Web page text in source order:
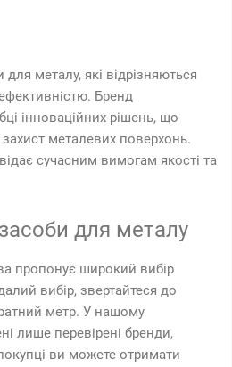
металу, які відрізняються
Бренд
інноваційних рішень, що
металевих поверхонь.
сучасним вимогам якості та
для металу
пропонує широкий вибір
вибір, звертайтеся до
метр. У нашому
лише перевірені бренди,
ви можете отримати